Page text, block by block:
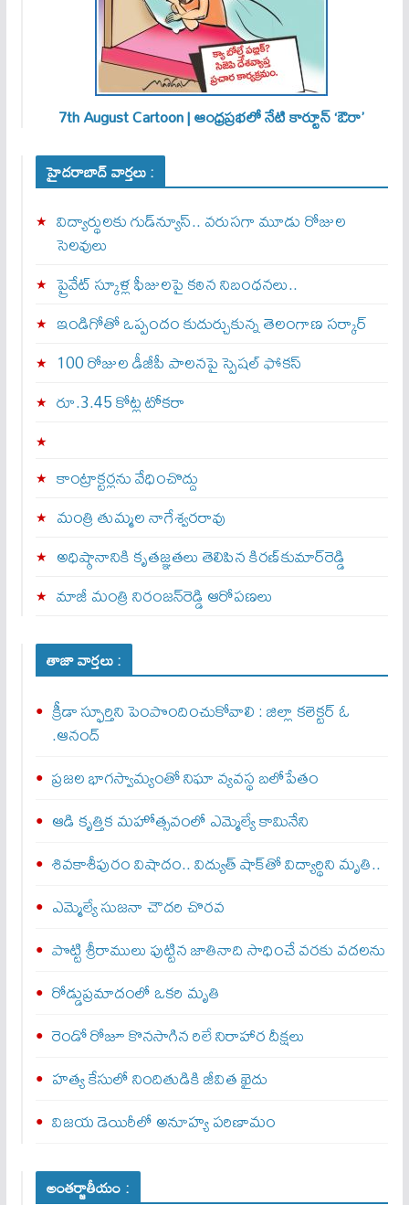
7th August Cartoon | ఆంధ్రప్రభలో నేటి కార్టూన్ ‘ఔరా’
హైదరాబాద్ వార్తలు :
విద్యార్థులకు గుడ్‌న్యూస్.. వరుసగా మూడు రోజుల
సెలవులు
ప్రైవేట్ స్కూళ్ల ఫీజులపై కఠిన నిబంధనలు..
ఇండిగోతో ఒప్పందం కుదుర్చుకున్న తెలంగాణ స‌ర్కార్
100 రోజుల డీజీపీ పాలనపై స్పెషల్ ఫోకస్
రూ.3.45 కోట్ల టోకరా
కాంట్రాక్టర్లను వేధించొద్దు
మంత్రి తుమ్మల నాగేశ్వరరావు
అధిష్ఠానానికి కృతజ్ఞతలు తెలిపిన కిరణ్‌కుమార్‌రెడ్డి
మాజీ మంత్రి నిరంజన్‌రెడ్డి ఆరోపణలు
తాజా వార్తలు :
క్రీడా స్ఫూర్తిని పెంపొందించుకోవాలి : జిల్లా కలెక్టర్ ఓ
.ఆనంద్
ప్రజల భాగస్వామ్యంతో నిఘా వ్యవస్థ బలోపేతం
ఆడి కృత్తిక మహోత్సవంలో ఎమ్మెల్యే కామినేని
శివకాశీపురం విషాదం.. విద్యుత్ షాక్‌తో విద్యార్థిని మృతి..
ఎమ్మెల్యే సుజనా చౌదరి చొరవ
పొట్టి శ్రీరాములు పుట్టిన జాతినాది సాధించే వరకు వదలను
రోడ్డుప్రమాదంలో ఒకరి మృతి
రెండో రోజూ కొనసాగిన రిలే నిరాహార దీక్షలు
హత్య కేసులో నిందితుడికి జీవిత ఖైదు
విజయ డెయిరీలో అనూహ్య పరిణామం
అంతర్జాతీయం :